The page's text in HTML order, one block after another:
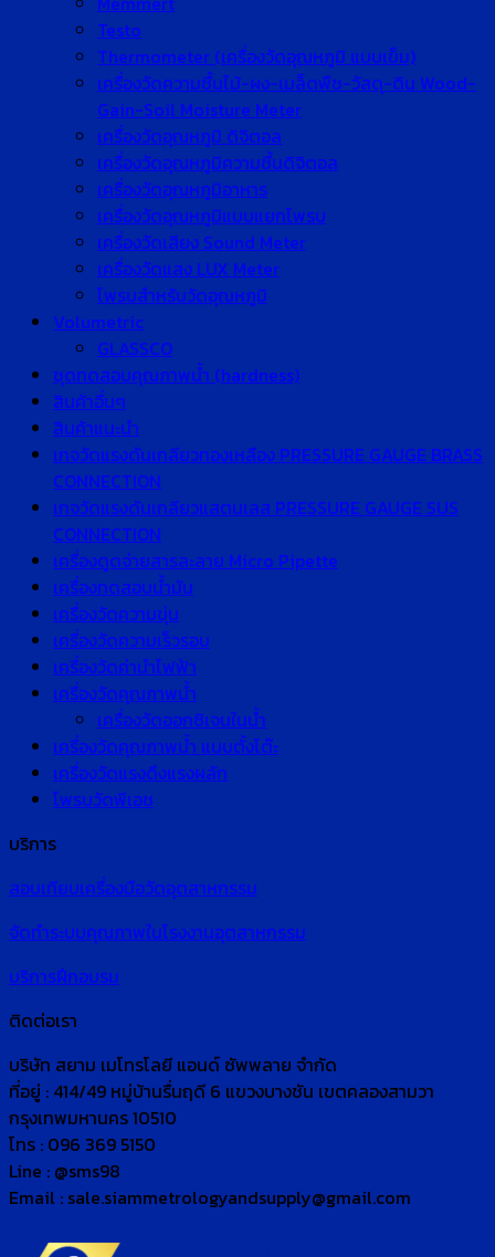
Testo
Thermometer (เครื่องวัดอุณหภูมิ แบบเข็ม)
เครื่องวัดความชื้นไม้-ผง-เมล็ดพืช-วัสดุ-ดิน Wood-
Gain-Soil Moisture Meter
เครื่องวัดอุณหภูมิ ดิจิตอล
เครื่องวัดอุณหภูมิความชื้นดิจิตอล
เครื่องวัดอุณหภูมิอาหาร
เครื่องวัดอุณหภูมิแบบแยกโพรบ
เครื่องวัดเสียง Sound Meter
เครื่องวัดแสง LUX Meter
โพรบสำหรับวัดอุณหภูมิ
Volumetric
GLASSCO
ชุดทดสอบคุณภาพน้ำ (hardness)
สินค้าอื่นๆ
สินค้าแนะนำ
เกจวัดแรงดันเกลียวทองเหลือง PRESSURE GAUGE BRASS
CONNECTION
เกจวัดแรงดันเกลียวแสตนเลส PRESSURE GAUGE SUS
CONNECTION
เครื่องดูดจ่ายสารละลาย Micro Pipette
เครื่องทดสอบน้ำมัน
เครื่องวัดความขุ่น
เครื่องวัดความเร็วรอบ
เครื่องวัดค่านำไฟฟ้า
เครื่องวัดคุณภาพน้ำ
เครื่องวัดออกซิเจนในน้ำ
เครื่องวัดคุณภาพน้ำ แบบตั้งโต๊ะ
เครื่องวัดแรงดึงแรงผลัก
โพรบวัดพีเอช
บริการ
สอบเทียบเครื่องมือวัดอุตสาหกรรม
จัดทำระบบคุณภาพในโรงงานอุตสาหกรรม
บริการฝึกอบรม
ติดต่อเรา
บริษัท สยาม เมโทรโลยี แอนด์ ซัพพลาย จำกัด
ที่อยู่ : 414/49 หมู่บ้านรื่นฤดี 6 แขวงบางชัน เขตคลองสามวา
กรุงเทพมหานคร 10510
โทร : 096 369 5150
Line : @sms98
Email : sale.siammetrologyandsupply@gmail.com